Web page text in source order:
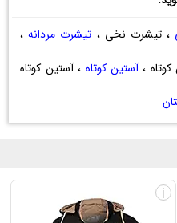
، تیشرت نخی ، تیشرت مردانه،
،آستین کوتاه ، آستین کوتاه
i